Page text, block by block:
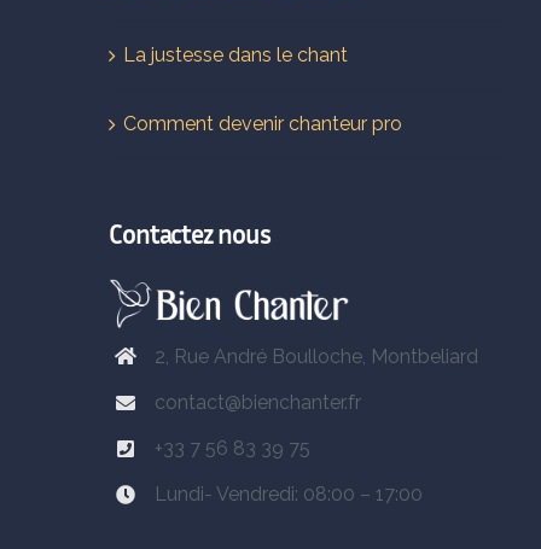
La justesse dans le chant
Comment devenir chanteur pro
Contactez nous
2, Rue André Boulloche, Montbeliard
contact@bienchanter.fr
+33 7 56 83 39 75
Lundi- Vendredi: 08:00 – 17:00